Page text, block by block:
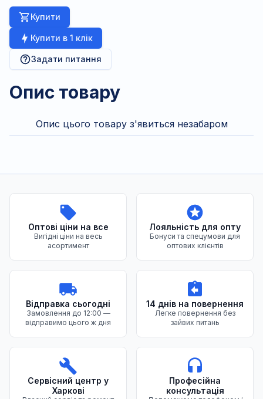
Купити
Купити в 1 клік
Задати питання
Опис товару
Опис цього товару з'явиться незабаром
Переваги нашого магазину
Оптові ціни на все
Вигідні ціни на весь
асортимент
Лояльність для опту
Бонуси та спецумови для
оптових клієнтів
Відправка сьогодні
Замовлення до 12:00 —
відправимо цього ж дня
14 днів на повернення
Легке повернення без
зайвих питань
Сервісний центр у
Харкові
Професійна
консультація